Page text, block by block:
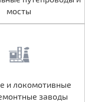
мосты
и локомотивные
мосты
и локомотивные
заводы